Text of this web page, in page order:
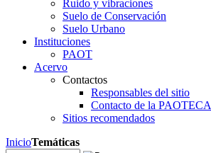
Ruido y vibraciones
Suelo de Conservación
Suelo Urbano
Instituciones
PAOT
Acervo
Contactos
Responsables del sitio
Contacto de la PAOTECA
Sitios recomendados
InicioTemáticas